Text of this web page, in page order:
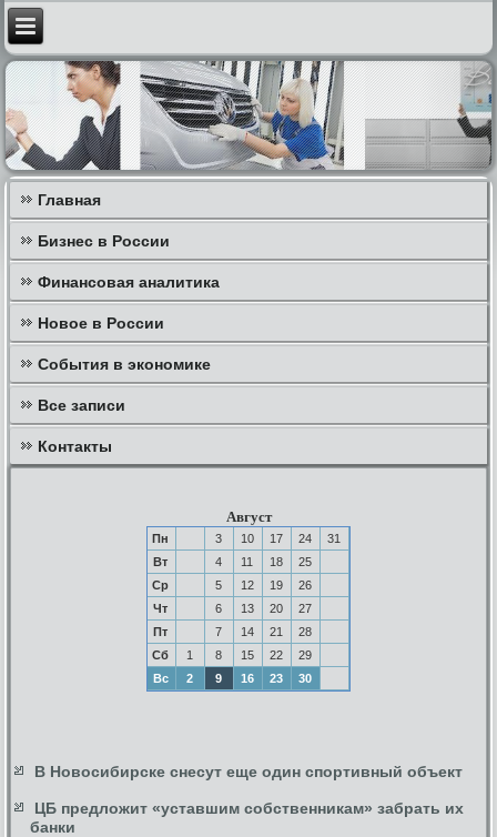
Главная
Бизнес в России
Финансовая аналитика
Новое в России
События в экономике
Все записи
Контакты
Август
Пн 3 10 17 24
31
Вт
4 11 18
25
Ср
5 12 19
26
Чт
6 13 20
27
Пт
7 14 21
28
Сб
1 8 15 22
29
Вс
2 9 16 23 30
В Новосибирске снесут еще один спортивный объект
ЦБ предложит «уставшим собственникам» забрать их
банки